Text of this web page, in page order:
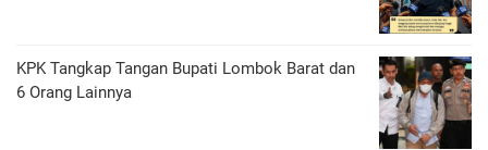
KPK Tangkap Tangan Bupati Lombok Barat dan
6 Orang Lainnya